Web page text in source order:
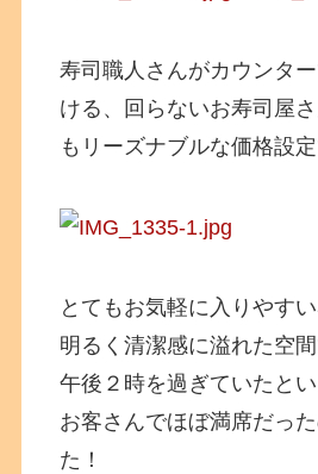
寿司職人さんがカウンタ
ける、回らないお寿司屋
もリーズナブルな価格設定
とてもお気軽に入りやす
明るく清潔感に溢れた空間
午後２時を過ぎていたと
お客さんでほぼ満席だっ
た！